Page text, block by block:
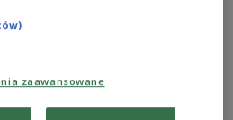
among Poland’s seven
by Poles to be the most
Czechs, Slovaks,
zaawansowane